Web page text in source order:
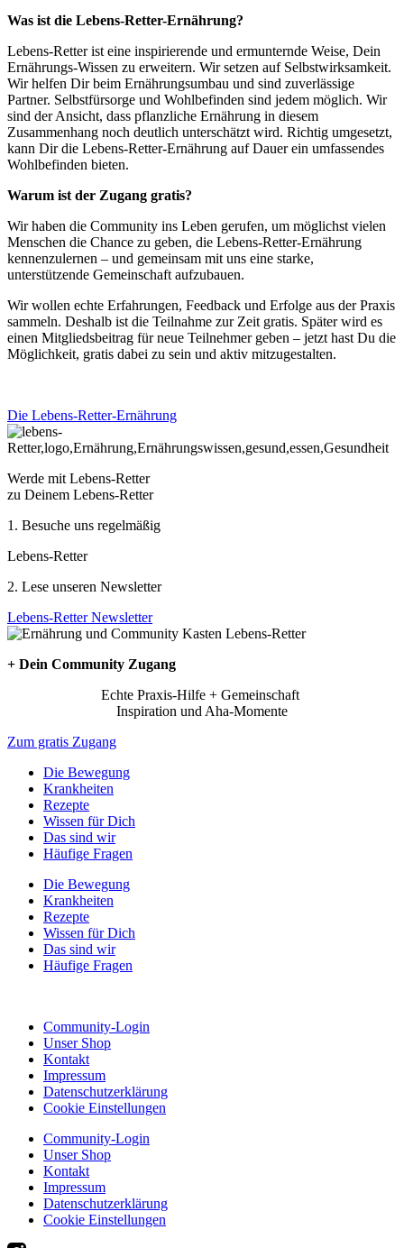
Was ist die Lebens-Retter-Ernährung?
Lebens-Retter ist eine inspirierende und ermunternde Weise, Dein
Ernährungs-Wissen zu erweitern. Wir setzen auf Selbstwirksamkeit.
Wir helfen Dir beim Ernährungsumbau und sind zuverlässige
Partner. Selbstfürsorge und Wohlbefinden sind jedem möglich. Wir
sind der Ansicht, dass pflanzliche Ernährung in diesem
Zusammenhang noch deutlich unterschätzt wird. Richtig umgesetzt,
kann Dir die Lebens-Retter-Ernährung auf Dauer ein umfassendes
Wohlbefinden bieten.
Warum ist der Zugang gratis?
Wir haben die Community ins Leben gerufen, um möglichst vielen
Menschen die Chance zu geben, die Lebens-Retter-Ernährung
kennenzulernen – und gemeinsam mit uns eine starke,
unterstützende Gemeinschaft aufzubauen.
Wir wollen echte Erfahrungen, Feedback und Erfolge aus der Praxis
sammeln. Deshalb ist die Teilnahme zur Zeit gratis. Später wird es
einen Mitgliedsbeitrag für neue Teilnehmer geben – jetzt hast Du die
Möglichkeit, gratis dabei zu sein und aktiv mitzugestalten.
Die Lebens-Retter-Ernährung
Werde mit Lebens-Retter
zu Deinem Lebens-Retter
1. Besuche uns regelmäßig
Lebens-Retter
2. Lese unseren Newsletter
Lebens-Retter Newsletter
+ Dein Community Zugang
Echte Praxis-Hilfe + Gemeinschaft
Inspiration und Aha-Momente
Zum gratis Zugang
Die Bewegung
Krankheiten
Rezepte
Wissen für Dich
Das sind wir
Häufige Fragen
Die Bewegung
Krankheiten
Rezepte
Wissen für Dich
Das sind wir
Häufige Fragen
Community-Login
Unser Shop
Kontakt
Impressum
Datenschutzerklärung
Cookie Einstellungen
Community-Login
Unser Shop
Kontakt
Impressum
Datenschutzerklärung
Cookie Einstellungen